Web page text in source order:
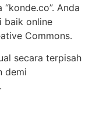
Anda
baik online
Commons.
secara terpisah
demi